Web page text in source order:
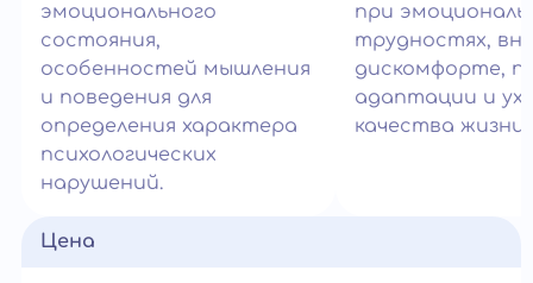
эмоционального
состояния,
особенностей мышления
и поведения для
определения характера
психологических
нарушений.
при
трудностях,
дискомфорте,
адаптации и
качества жизни.
Цена